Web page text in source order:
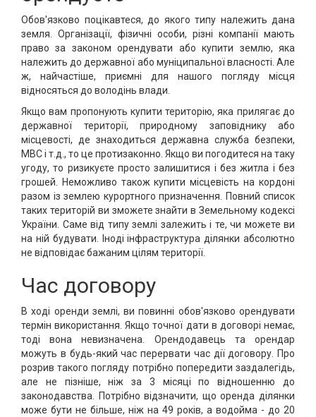
Обов'язково поцікавтеся, до якого типу належить дана
земля. Організації, фізичні особи, різні компанії мають
право за законом орендувати або купити землю, яка
належить до державної або муніципальної власності. Але
ж, найчастіше, приємні для нашого погляду місця
відносяться до володінь влади.
Якщо вам пропонують купити територію, яка прилягає до
державної території, природному заповіднику або
місцевості, де знаходиться державна служба безпеки,
МВС і т.д., то це протизаконно. Якщо ви погодитеся на таку
угоду, то ризикуєте просто залишитися і без житла і без
грошей. Неможливо також купити місцевість на кордоні
разом із землею курортного призначення. Повний список
таких територій ви зможете знайти в Земельному кодексі
України. Саме від типу землі залежить і те, чи можете ви
на ній будувати. Іноді інфраструктура ділянки абсолютно
не відповідає бажаним цілям території.
Час договору
В ході оренди землі, ви повинні обов'язково орендувати
термін використання. Якщо точної дати в договорі немає,
тоді вона невизначена. Орендодавець та орендар
можуть в будь-який час перервати час дії договору. Про
розрив такого погляду потрібно попередити заздалегідь,
але не пізніше, ніж за 3 місяці по відношенню до
законодавства. Потрібно відзначити, що оренда ділянки
може бути не більше, ніж на 49 років, а водойма - до 20